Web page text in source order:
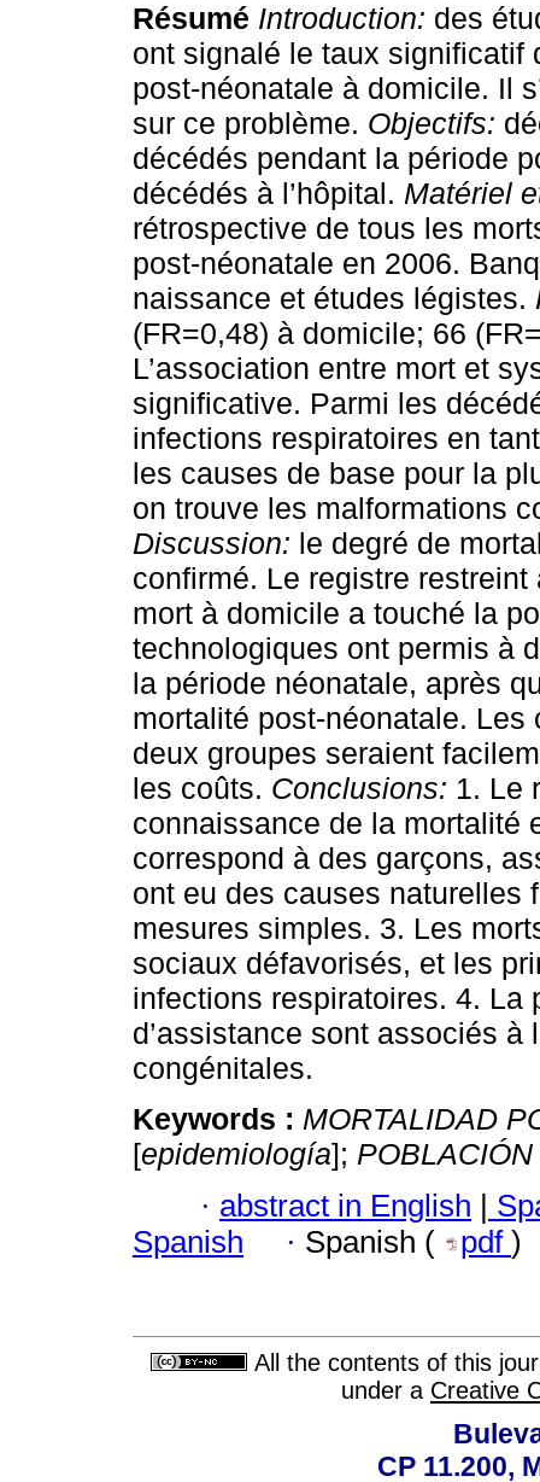
Résumé Introduction: des
ont signalé le taux significatif
post-néonatale à domicile. Il
sur ce problème. Objectifs:
décédés pendant la période
décédés à l’hôpital. Matériel
rétrospective de tous les
post-néonatale en 2006.
naissance et études légistes.
(FR=0,48) à domicile; 66
L’association entre mort et
significative. Parmi les
infections respiratoires en
les causes de base pour la
on trouve les malformations
Discussion: le degré de
confirmé. Le registre
mort à domicile a touché la
technologiques ont permis à
la période néonatale, après
mortalité post-néonatale.
deux groupes seraient
les coûts. Conclusions: 1. Le
connaissance de la mortalité
correspond à des garçons,
ont eu des causes naturelles
mesures simples. 3. Les
sociaux défavorisés, et les
infections respiratoires. 4. La
d’assistance sont associés
congénitales.
Keywords : MORTALIDAD
[epidemiología];
· abstract in English |
Spanish
· Spanish ( pdf )
All the contents of this
under a Creative
CP 11.200,